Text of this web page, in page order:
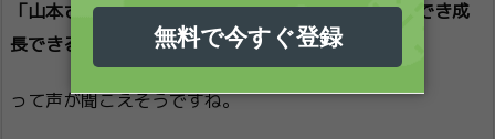
「山本さん！どうしたら、弱点に目を向けることができ成
長できるんですか！？」
って声が聞こえそうですね。